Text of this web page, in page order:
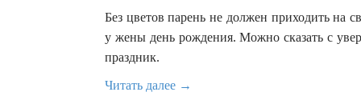
Без цветов парень не должен приходить на
у жены день рождения. Можно сказать с
праздник.
Читать далее →